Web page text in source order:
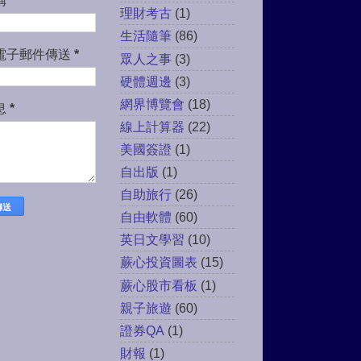
子郵件傳送 *
*
理財考古 (1)
生活隨筆 (86)
眾人之事 (3)
硬體週邊 (3)
網界博覽會 (18)
線上計算器 (22)
美國簽證 (1)
自出版 (1)
自助旅行 (26)
自由軟體 (60)
英日文學習 (10)
蕨心投資圖表 (15)
蕨心股市看板 (1)
親子旅遊 (60)
證券QA (1)
財報 (1)